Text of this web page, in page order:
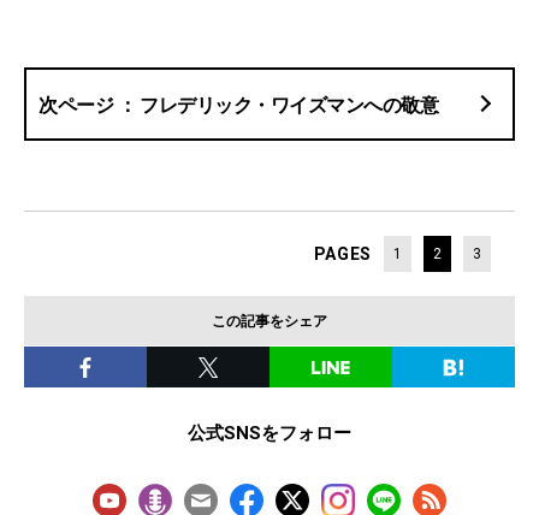
フレデリック・ワイズマンへの敬意
PAGES 1 2 3
この記事をシェア
公式SNSをフォロー